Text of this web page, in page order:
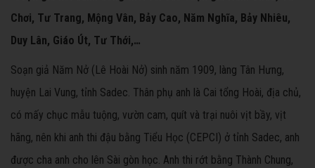
Chơi, Tư Trang, Mộng Vân, Bảy Cao, Năm Nghĩa, Bảy Nhiêu,
Duy Lân, Giáo Út, Tư Thới,…
Soạn giả Năm Nở (Lê Hoài Nở) sinh năm 1909, làng Tân Hưng,
huyện Lai Vung, tỉnh Sadec. Thân phụ anh là Cai tổng Hoài, địa chủ,
có mấy chục mẫu tuộng, vườn cam, quít và trại nuôi vịt bầy, vịt
hãng, nên khi anh thi đậu bằng Tiểu Học (CEPCI) ở tỉnh Sadec, anh
được cha anh cho lên Sài gòn học. Anh thi rớt bằng Thành Chung,